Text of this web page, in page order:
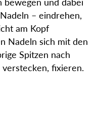
– eindrehen,
am Kopf
Nadeln sich mit den
Spitzen nach
fixieren.